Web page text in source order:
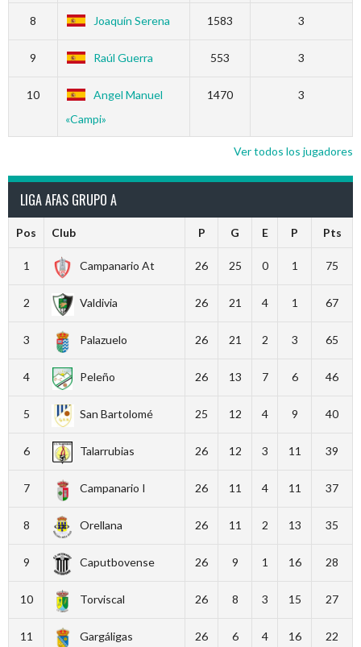
8 Joaquín Serena 1583 3
9 Raúl Guerra 553 3
10
Angel Manuel
«Campi»
1470 3
Ver todos los jugadores
LIGA AFAS GRUPO A
Pos Club P G E P Pts
1 Campanario At 26 25 0 1 75
2 Valdivia 26 21 4 1 67
3 Palazuelo 26 21 2 3 65
4 Peleño 26 13 7 6 46
5 San Bartolomé 25 12 4 9 40
6 Talarrubias 26 12 3 11 39
7 Campanario I 26 11 4 11 37
8 Orellana 26 11 2 13 35
9 Caputbovense 26 9 1 16 28
10 Torviscal 26 8 3 15 27
11 Gargáligas 26 6 4 16 22